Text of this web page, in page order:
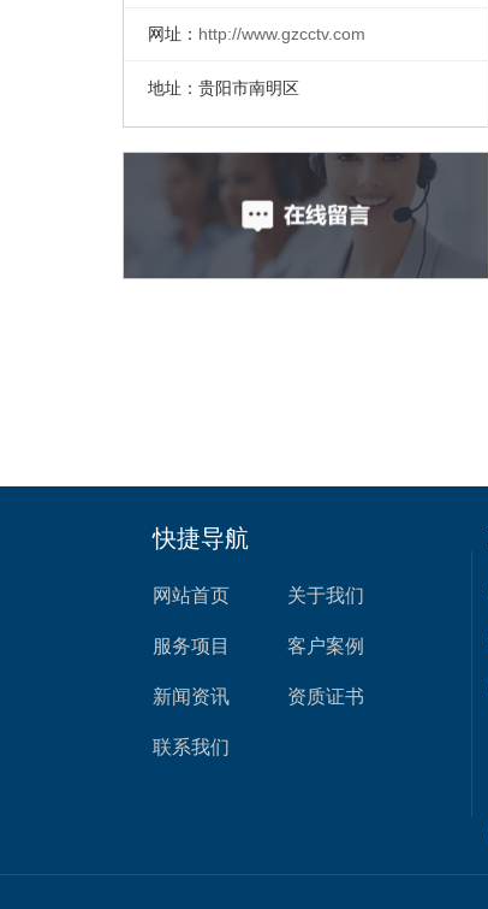
网址： http://www.gzcctv.com
地址：贵阳市南明区
快捷导航
网站首页 关于我们
服务项目 客户案例
新闻资讯 资质证书
联系我们